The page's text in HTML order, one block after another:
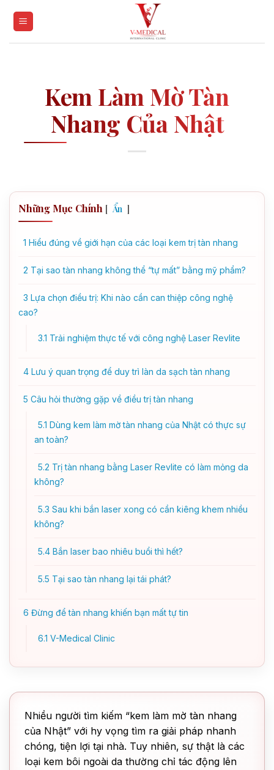
Kem Làm Mờ Tàn
Nhang Của Nhật
Những Mục Chính [ Ẩn ]
1 Hiểu đúng về giới hạn của các loại kem trị tàn nhang
2 Tại sao tàn nhang không thể “tự mất” bằng mỹ phẩm?
3 Lựa chọn điều trị: Khi nào cần can thiệp công nghệ
cao?
3.1 Trải nghiệm thực tế với công nghệ Laser Revlite
4 Lưu ý quan trọng để duy trì làn da sạch tàn nhang
5 Câu hỏi thường gặp về điều trị tàn nhang
5.1 Dùng kem làm mờ tàn nhang của Nhật có thực sự
an toàn?
5.2 Trị tàn nhang bằng Laser Revlite có làm mỏng da
không?
5.3 Sau khi bắn laser xong có cần kiêng khem nhiều
không?
5.4 Bắn laser bao nhiêu buổi thì hết?
5.5 Tại sao tàn nhang lại tái phát?
6 Đừng để tàn nhang khiến bạn mất tự tin
6.1 V-Medical Clinic
Nhiều người tìm kiếm “kem làm mờ tàn nhang
của Nhật” với hy vọng tìm ra giải pháp nhanh
chóng, tiện lợi tại nhà. Tuy nhiên, sự thật là các
loại kem bôi ngoài da thường chỉ tác động lên